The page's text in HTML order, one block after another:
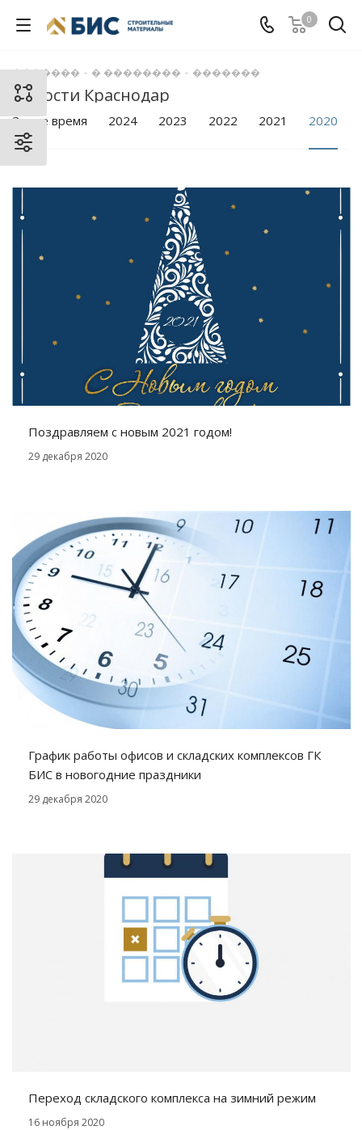
0
������� - � �������� - �������
Новости Краснодар
За все время 2024 2023 2022 2021 2020
Поздравляем с новым 2021 годом!
29 декабря 2020
График работы офисов и складских комплексов ГК
БИС в новогодние праздники
29 декабря 2020
Переход складского комплекса на зимний режим
16 ноября 2020